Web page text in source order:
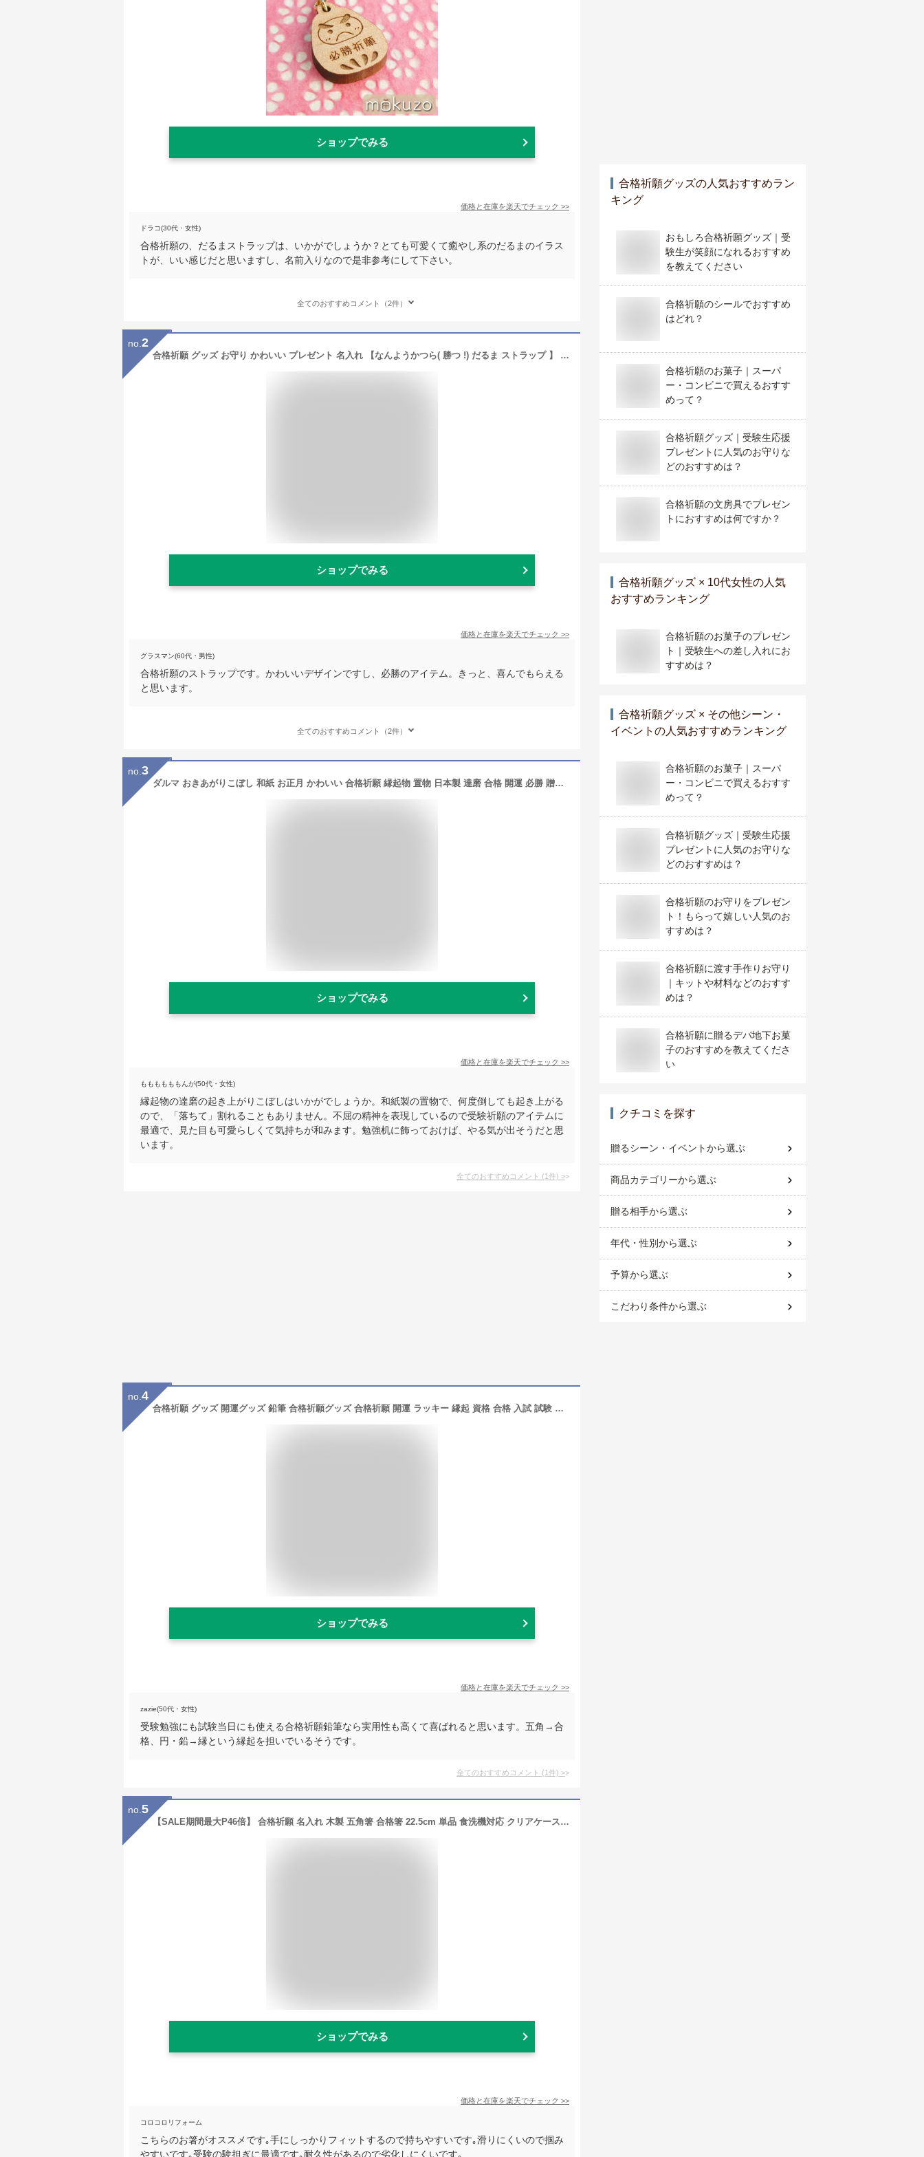
ショップでみる
価格と在庫を楽天でチェック >>
ドラコ(30代・女性)
合格祈願の、だるまストラップは、いかがでしょうか？とても可愛くて癒やし系のだるまのイラス
トが、いい感じだと思いますし、名前入りなので是非参考にして下さい。
全てのおすすめコメント（2件）
no. 2
合格祈願 グッズ お守り かわいい プレゼント 名入れ 【なんようかつら( 勝つ !) だるま ストラップ 】 名前入り ギフト 受験 合格 祈願 絵馬 キーホルダー 可愛い 必勝 スマホ 受験グッズ 受験生 落ちない ダルマ 名入り 友達 プチギフト 名 名前 入り 入れ 先生 生徒 達磨
ショップでみる
価格と在庫を楽天でチェック >>
グラスマン(60代・男性)
合格祈願のストラップです。かわいいデザインですし、必勝のアイテム。きっと、喜んでもらえる
と思います。
全てのおすすめコメント（2件）
no. 3
ダルマ おきあがりこぼし 和紙 お正月 かわいい 合格祈願 縁起物 置物 日本製 達磨 合格 開運 必勝 贈り物 必勝祈願 受験 ギフト お祝い|起き上がりこぼし だるま
ショップでみる
価格と在庫を楽天でチェック >>
ももももももんが(50代・女性)
縁起物の達磨の起き上がりこぼしはいかがでしょうか。和紙製の置物で、何度倒しても起き上がる
ので、「落ちて」割れることもありません。不屈の精神を表現しているので受験祈願のアイテムに
最適で、見た目も可愛らしくて気持ちが和みます。勉強机に飾っておけば、やる気が出そうだと思
います。
全てのおすすめコメント (1件) >
no. 4
合格祈願 グッズ 開運グッズ 鉛筆 合格祈願グッズ 合格祈願 開運 ラッキー 縁起 資格 合格 入試 試験 受験 祈願 学業成就/国家試験 国家資格 大学受験 高校受験 入学 資格合格鉛筆 合格縁筆
ショップでみる
価格と在庫を楽天でチェック >>
zazie(50代・女性)
受験勉強にも試験当日にも使える合格祈願鉛筆なら実用性も高くて喜ばれると思います。五角→合
格、円・鉛→縁という縁起を担いでいるそうです。
全てのおすすめコメント (1件) >
no. 5
【SALE期間最大P46倍】 合格祈願 名入れ 木製 五角箸 合格箸 22.5cm 単品 食洗機対応 クリアケース入り mocca もっか 箱入り 受験 受験生 応援 合格 名前 ネーム 入り 食洗機 縁起 五角 御守り 必勝 ギフト 贈り物 記念品 正月 迎春 おせち 2025 福袋 初売り
ショップでみる
価格と在庫を楽天でチェック >>
コロコロリフォーム
こちらのお箸がオススメです｡手にしっかりフィットするので持ちやすいです｡滑りにくいので掴み
やすいです｡受験の験担ぎに最適です｡耐久性があるので劣化しにくいです｡
合格祈願グッズの人気おすすめラン
キング
おもしろ合格祈願グッズ｜受
験生が笑顔になれるおすすめ
を教えてください
合格祈願のシールでおすすめ
はどれ？
合格祈願のお菓子｜スーパ
ー・コンビニで買えるおすす
めって？
合格祈願グッズ｜受験生応援
プレゼントに人気のお守りな
どのおすすめは？
合格祈願の文房具でプレゼン
トにおすすめは何ですか？
合格祈願グッズ × 10代女性の人気
おすすめランキング
合格祈願のお菓子のプレゼン
ト｜受験生への差し入れにお
すすめは？
合格祈願グッズ × その他シーン・
イベント の人気おすすめランキング
合格祈願のお菓子｜スーパ
ー・コンビニで買えるおすす
めって？
合格祈願グッズ｜受験生応援
プレゼントに人気のお守りな
どのおすすめは？
合格祈願のお守りをプレゼン
ト！もらって嬉しい人気のお
すすめは？
合格祈願に渡す手作りお守り
｜キットや材料などのおすす
めは？
合格祈願に贈るデパ地下お菓
子のおすすめを教えてくださ
い
クチコミを探す
贈るシーン・イベントから選ぶ
商品カテゴリーから選ぶ
贈る相手から選ぶ
年代・性別から選ぶ
予算から選ぶ
こだわり条件から選ぶ